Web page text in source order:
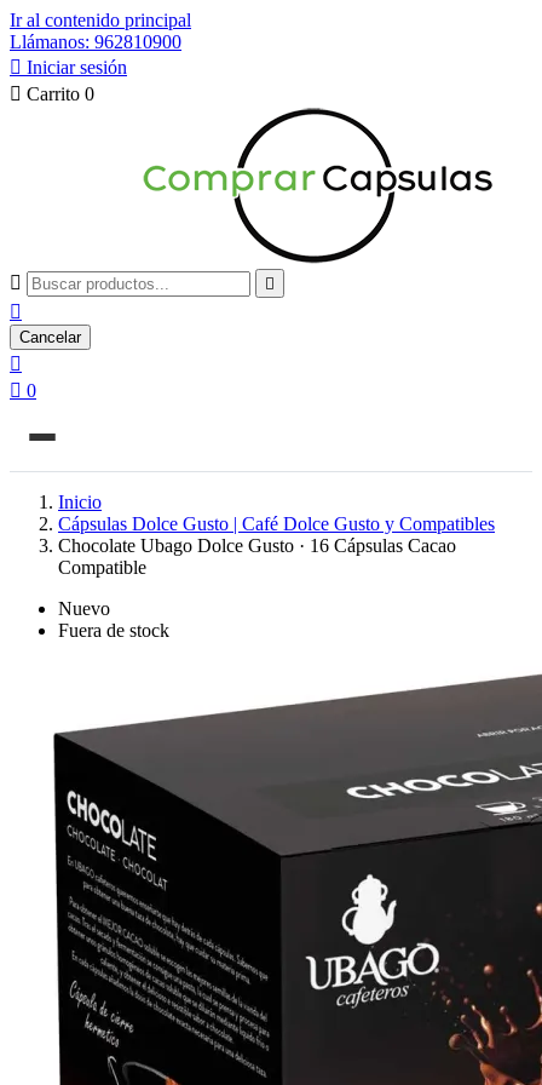
Ir al contenido principal
Llámanos: 962810900
 Iniciar sesión
 Carrito 0
 

Cancelar

 0
Inicio
Cápsulas Dolce Gusto | Café Dolce Gusto y Compatibles
Chocolate Ubago Dolce Gusto · 16 Cápsulas Cacao
Compatible
Nuevo
Fuera de stock